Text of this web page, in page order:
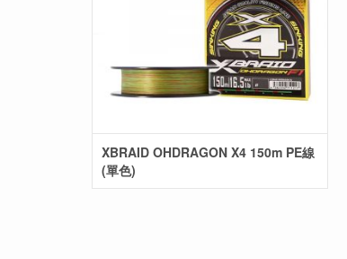
XBRAID OHDRAGON X4 150m PE線
(單色)